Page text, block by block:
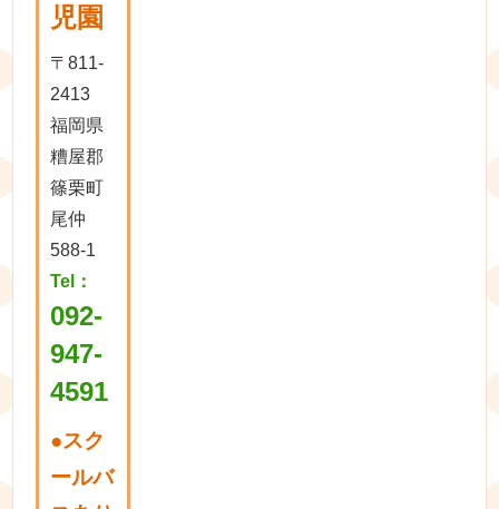
児園
〒811-
2413
福岡県
糟屋郡
篠栗町
尾仲
588-1
Tel：
092-
947-
4591
●スク
ールバ